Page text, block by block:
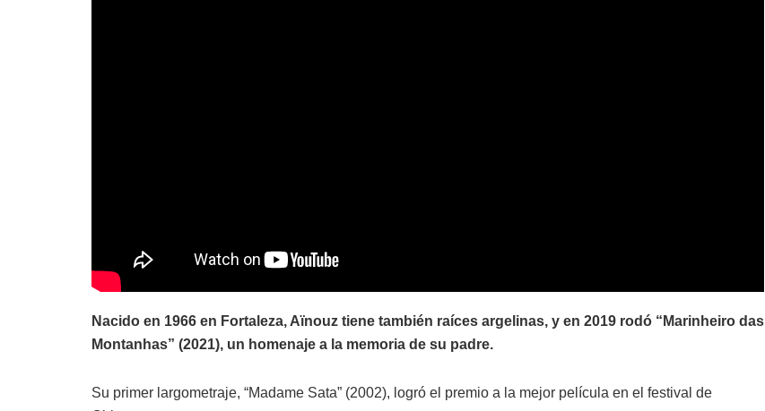
Nacido en 1966 en Fortaleza, Aïnouz tiene también raíces argelinas, y en 2019 rodó “Marinheiro das
Montanhas” (2021), un homenaje a la memoria de su padre.
Su primer largometraje, “Madame Sata” (2002), logró el premio a la mejor película en el festival de